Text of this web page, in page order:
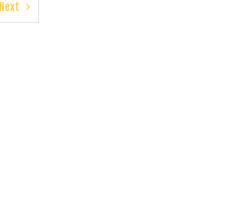
Next